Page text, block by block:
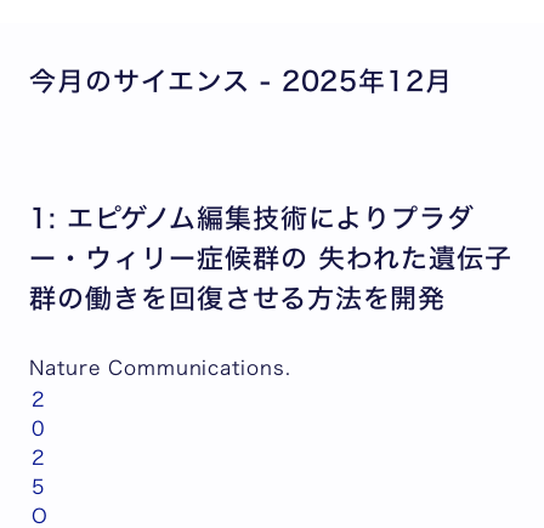
今月のサイエンス - 2025年12月
1: エピゲノム編集技術によりプラダ
ー・ウィリー症候群の 失われた遺伝子
群の働きを回復させる方法を開発
Nature Communications.
2
0
2
5
O